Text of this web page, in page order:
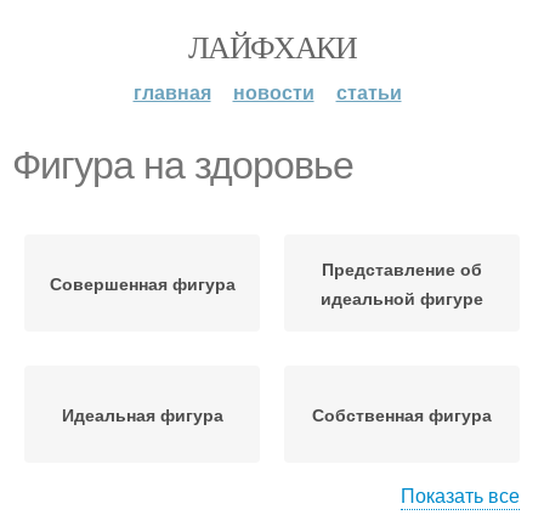
ЛАЙФХАКИ
главная новости статьи
Фигура на здоровье
Совершенная фигура
Представление об
идеальной фигуре
Идеальная фигура Собственная фигура
Показать все